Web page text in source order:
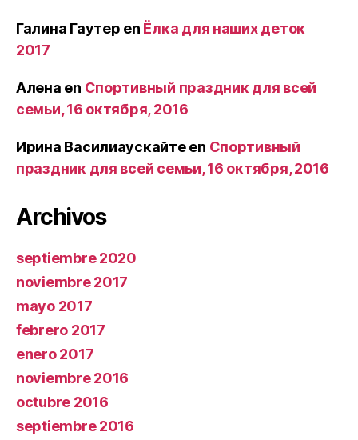
Галина Гаутер en Ёлка для наших деток
2017
Алена en Спортивный праздник для всей
семьи, 16 октября, 2016
Ирина Василиаускайтеen Спортивный
праздник для всей семьи, 16 октября, 2016
Archivos
septiembre 2020
noviembre 2017
mayo 2017
febrero 2017
enero 2017
noviembre 2016
octubre 2016
septiembre 2016